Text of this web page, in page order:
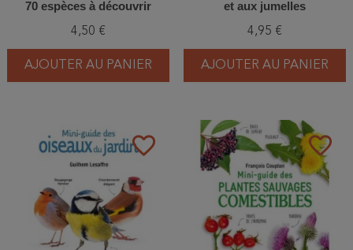
70 espèces à découvrir
4,50 €
AJOUTER AU PANIER
et aux jumelles
4,95 €
AJOUTER AU PANIER
favorite_border favorite_border